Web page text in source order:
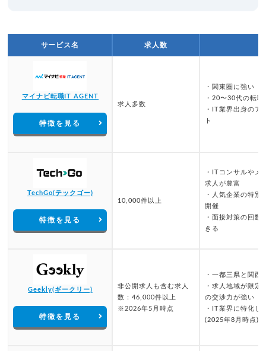
サービス名 求人数
マイナビ転職IT AGENT
特徴を見る
求人多数
・関東圏に強い
・20〜30代の転
・IT業界出身のア
ト
TechGo(テックゴー)
特徴を見る
10,000件以上
・ITコンサルやメ
求人が豊富
・人気企業の特別
開催
・面接対策の回数
きる
Geekly(ギークリー)
特徴を見る
非公開求人も含む求人
数：46,000件以上
※2026年5月時点
・一都三県と関西
・求人地域が限定
の交渉力が強い
・IT業界に特化し
(2025年8月時点)